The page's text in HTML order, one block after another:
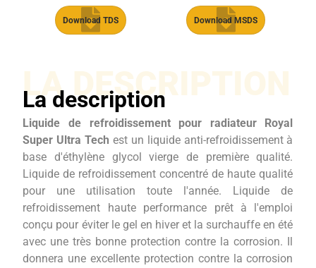
Download TDS Download MSDS
LA DESCRIPTION
La description
Liquide de refroidissement pour radiateur Royal
Super Ultra Tech est un liquide anti-refroidissement à
base d'éthylène glycol vierge de première qualité.
Liquide de refroidissement concentré de haute qualité
pour une utilisation toute l'année. Liquide de
refroidissement haute performance prêt à l'emploi
conçu pour éviter le gel en hiver et la surchauffe en été
avec une très bonne protection contre la corrosion. Il
donnera une excellente protection contre la corrosion